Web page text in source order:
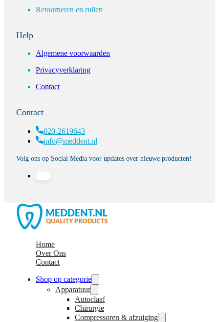
Retourneren en ruilen
Help
Algemene voorwaarden
Privacyverklaring
Contact
Contact
020-2619643
info@meddent.nl
Volg ons op Social Media voor updates over nieuwe producten!
Home
Over Ons
Contact
Shop op categorie
Apparatuur
Autoclaaf
Chirurgie
Compressoren & afzuiging